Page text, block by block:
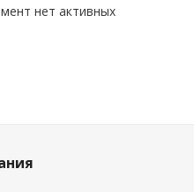
нет активных